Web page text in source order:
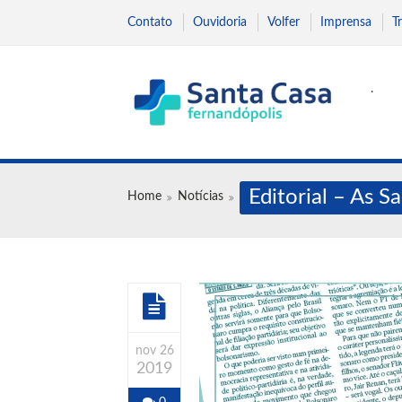
Contato Ouvidoria Volfer Imprensa
.
Home Notícias Editorial – As
nov 26
2019